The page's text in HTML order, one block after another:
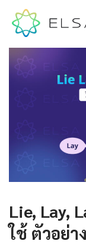
Lie, Lay,
ใช้ ตัวอย่